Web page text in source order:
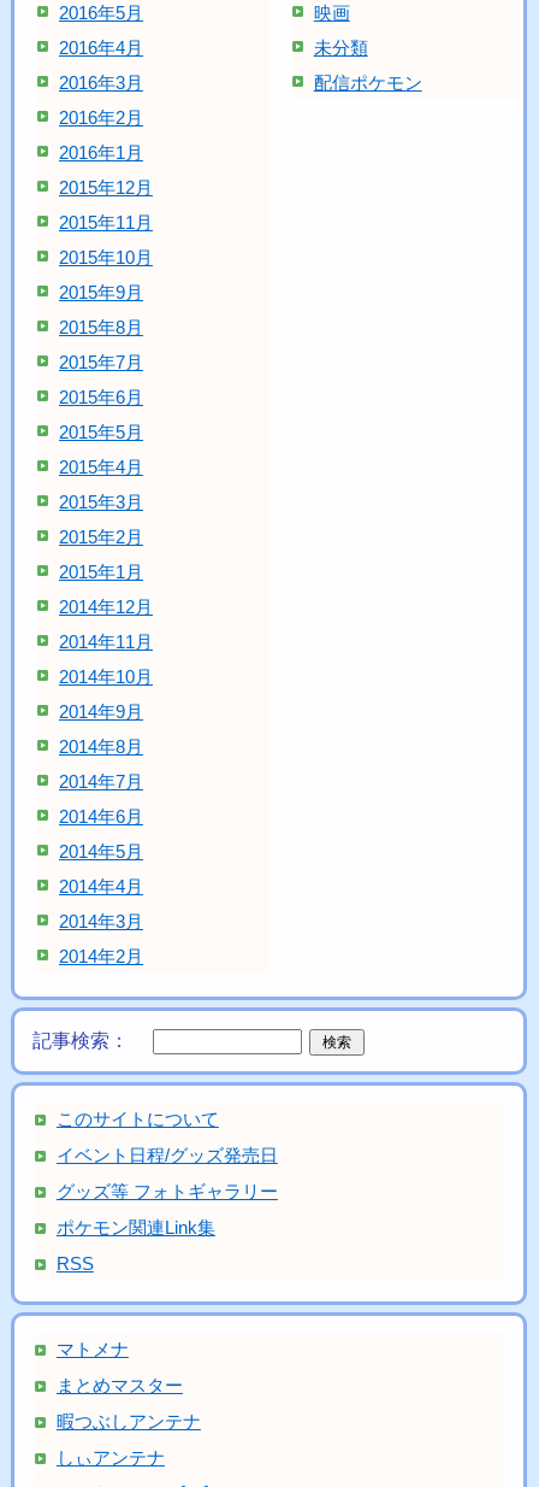
2016年5月
2016年4月
2016年3月
2016年2月
2016年1月
2015年12月
2015年11月
2015年10月
2015年9月
2015年8月
2015年7月
2015年6月
2015年5月
2015年4月
2015年3月
2015年2月
2015年1月
2014年12月
2014年11月
2014年10月
2014年9月
2014年8月
2014年7月
2014年6月
2014年5月
2014年4月
2014年3月
2014年2月
映画
未分類
配信ポケモン
記事検索：
このサイトについて
イベント日程/グッズ発売日
グッズ等 フォトギャラリー
ポケモン関連Link集
RSS
マトメナ
まとめマスター
暇つぶしアンテナ
しぃアンテナ